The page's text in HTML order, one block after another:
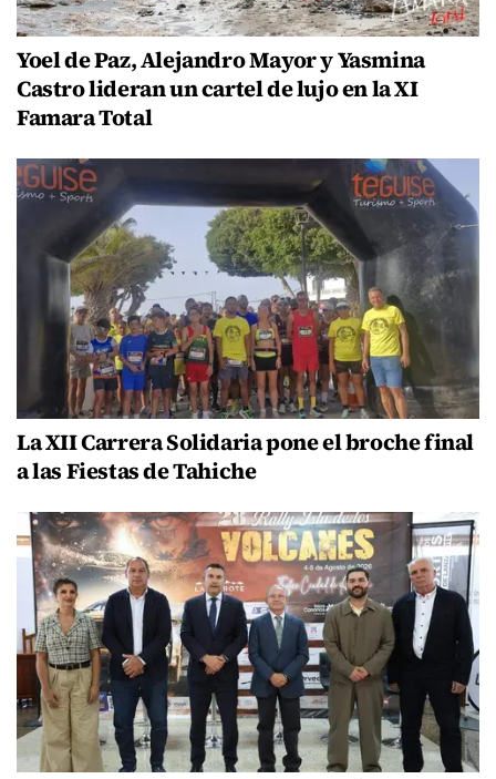
Yoel de Paz, Alejandro Mayor y Yasmina
Castro lideran un cartel de lujo en la XI
Famara Total
La XII Carrera Solidaria pone el broche final
a las Fiestas de Tahiche